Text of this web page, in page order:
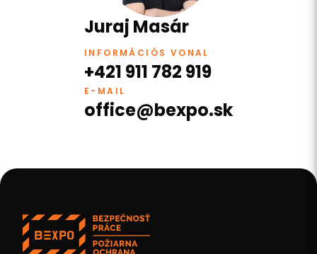
Juraj Masár
INFORMÁCIÓS VONAL
+421 911 782 919
E-MAIL
office@bexpo.sk